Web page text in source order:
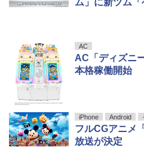
ム」に新ツム
AC
AC「ディズニ
本格稼働開始
iPhone Android
フルCGアニメ
放送が決定